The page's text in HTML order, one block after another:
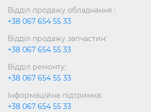
Відділ продажу обладнання :
+38 067 654 55 33
Відділ продажу запчастин:
+38 067 654 55 33
Відділ ремонту:
+38 067 654 55 33
Інформаційна підтримка:
+38 067 654 55 33